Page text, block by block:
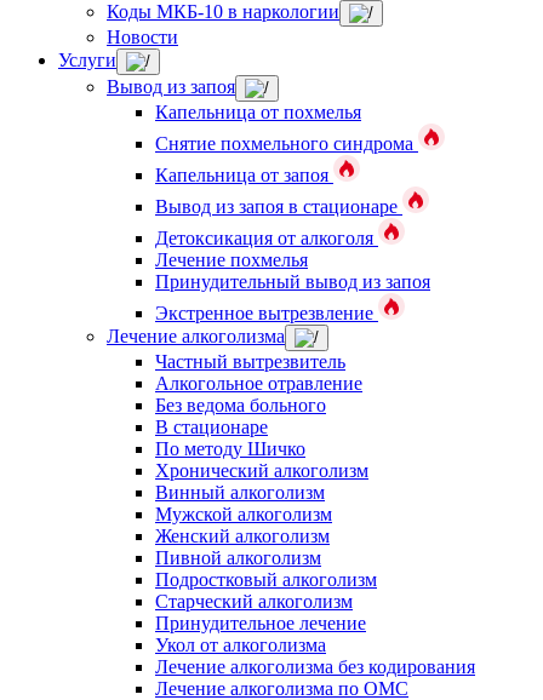
Коды МКБ-10 в наркологии
Новости
Услуги
Вывод из запоя
Капельница от похмелья
Снятие похмельного синдрома
Капельница от запоя
Вывод из запоя в стационаре
Детоксикация от алкоголя
Лечение похмелья
Принудительный вывод из запоя
Экстренное вытрезвление
Лечение алкоголизма
Частный вытрезвитель
Алкогольное отравление
Без ведома больного
В стационаре
По методу Шичко
Хронический алкоголизм
Винный алкоголизм
Мужской алкоголизм
Женский алкоголизм
Пивной алкоголизм
Подростковый алкоголизм
Старческий алкоголизм
Принудительное лечение
Укол от алкоголизма
Лечение алкоголизма без кодирования
Лечение алкоголизма по ОМС